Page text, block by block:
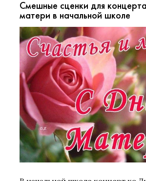
Смешные сценки для
матери в начальной школе